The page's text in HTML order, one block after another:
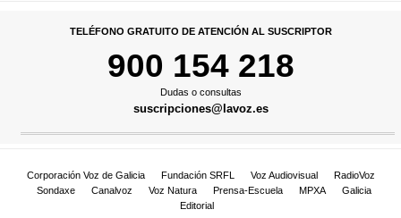
TELÉFONO GRATUITO DE ATENCIÓN AL SUSCRIPTOR
900 154 218
Dudas o consultas
suscripciones@lavoz.es
Corporación Voz de Galicia Fundación SRFL Voz Audiovisual
RadioVoz
Sondaxe
Canalvoz Voz Natura Prensa-Escuela MPXA
Galicia
Editorial